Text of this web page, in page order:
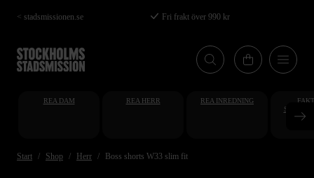
Hoppa
till
huvudinnehåll
< stadsmissionen.se Fri frakt över 990 kr
REA DAM REA HERR REA INREDNING
Start Shop Herr Boss shorts W33 slim fit